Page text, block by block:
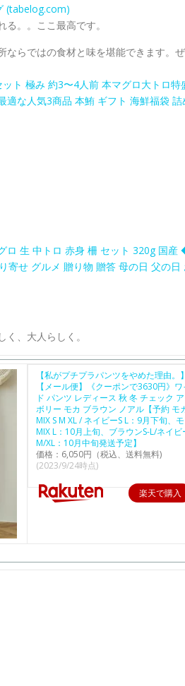
(tabelog.com)
。。ここ最高です。
らではの食材と味を堪能できます。
ト 極み 約3〜4人前 本マグロ大トロ
適な人気3商品 本鮪 ギフト 海鮮福袋
ロ 生 中トロ 赤身 柵 セット 320g 国
寄せ グルメ 贈り物 贈答 母の日 父の
、大人らしく。​
【私がプチプラパンツをやめた理由。】
【メール便】《クーポンで3630円》ワ
ド パンツ レディース 秋 冬 チェック
ボリー モカ ブラウン ノアル【予約 モ
MIX S M XL / ネイビーS L：9月下旬、
MIX L：10月上旬、ブラウンS-L/ネイビ
M/XL：10月中旬発送予定】
価格：6,050円（税込、送料無料)
(2023/9/24時点)
楽天で購入